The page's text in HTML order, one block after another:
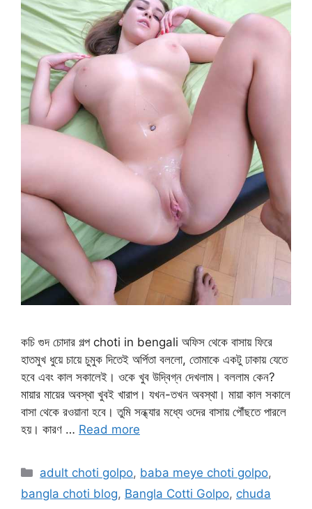
কচি গুদ চোদার গল্প choti in bengali অফিস থেকে বাসায় ফিরে
হাতমুখ ধুয়ে চায়ে চুমুক দিতেই অর্পিতা বললো, তোমাকে একটু ঢাকায় যেতে
হবে এবং কাল সকালেই। ওকে খুব উদ্বিগ্ন দেখলাম। বললাম কেন?
মায়ার মায়ের অবস্থা খুবই খারাপ। যখন-তখন অবস্থা। মায়া কাল সকালে
বাসা থেকে রওয়ানা হবে। তুমি সন্ধ্যার মধ্যে ওদের বাসায় পৌঁছতে পারলে
হয়। কারণ … Read more
Categories
adult choti golpo, baba meye choti golpo,
bangla choti blog, Bangla Cotti Golpo, chuda